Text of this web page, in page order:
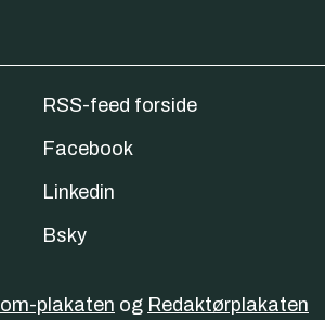
RSS-feed forside
Facebook
Linkedin
Bsky
plakaten og Redaktørplakaten